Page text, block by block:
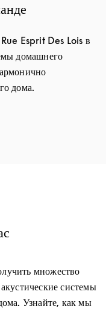
Esprit Des Lois в
домашнего
дома.
множество
системы
Узнайте, как мы